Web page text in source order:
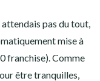
attendais pas du tout,
mise à
franchise). Comme
être tranquilles,